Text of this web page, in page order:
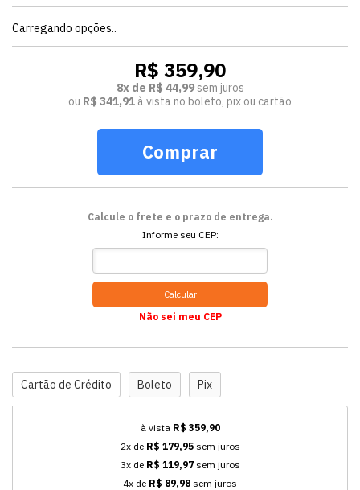
Carregando opções..
R$ 359,90
8x de R$ 44,99sem juros
ou R$ 341,91 à vista no boleto, pix ou cartão
Comprar
Calcule o frete e o prazo de entrega.
Informe seu CEP:
Calcular
Não sei meu CEP
Cartão de Crédito Boleto Pix
à vista R$ 359,90
2x de R$ 179,95sem juros
3x de R$ 119,97sem juros
4x de R$ 89,98 sem juros